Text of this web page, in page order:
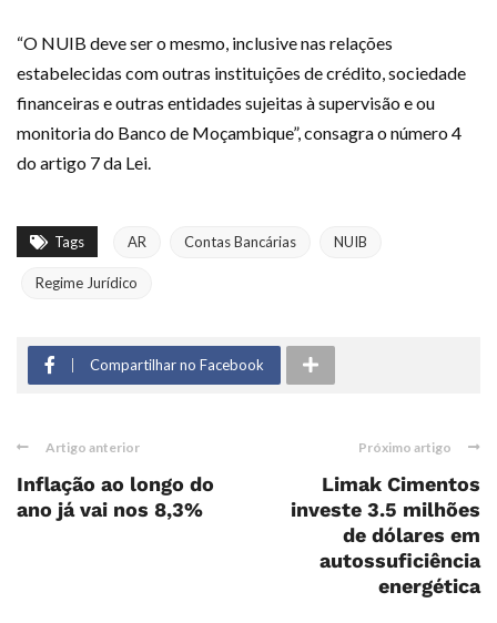
“O NUIB deve ser o mesmo, inclusive nas relações
estabelecidas com outras instituições de crédito, sociedade
financeiras e outras entidades sujeitas à supervisão e ou
monitoria do Banco de Moçambique”, consagra o número 4
do artigo 7 da Lei.
Tags AR Contas Bancárias NUIB
Regime Jurídico
Compartilhar no Facebook
Artigo anterior
Inflação ao longo do
ano já vai nos 8,3%
Próximo artigo
Limak Cimentos
investe 3.5 milhões
de dólares em
autossuficiência
energética